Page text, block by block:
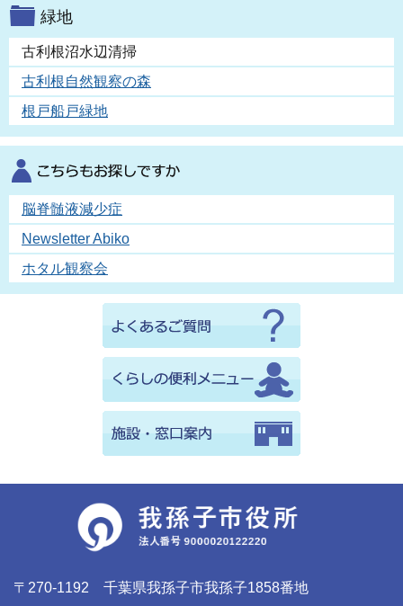
緑地
古利根沼水辺清掃
古利根自然観察の森
根戸船戸緑地
脳脊髄液減少症
Newsletter Abiko
ホタル観察会
〒270-1192 千葉県我孫子市我孫子1858番地